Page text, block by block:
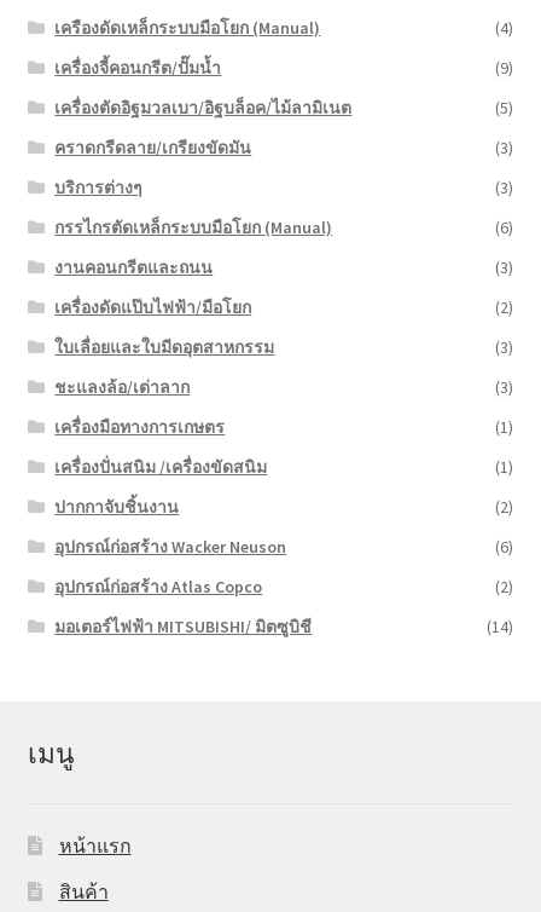
เครืองดัดเหล็กระบบมือโยก (Manual)
(4)
เครื่องจี้คอนกรีต/ปั๊มน้ำ
(9)
เครื่องตัดอิฐมวลเบา/อิฐบล็อค/ไม้ลามิเนต
(5)
คราดกรีดลาย/เกรียงขัดมัน
(3)
บริการต่างๆ
(3)
กรรไกรตัดเหล็กระบบมือโยก (Manual)
(6)
งานคอนกรีตและถนน
(3)
เครื่องดัดแป๊บไฟฟ้า/มือโยก
(2)
ใบเลื่อยและใบมีดอุตสาหกรรม
(3)
ชะแลงล้อ/เต่าลาก
(3)
เครื่องมือทางการเกษตร
(1)
เครื่องปั่นสนิม /เครื่องขัดสนิม
(1)
ปากกาจับชิ้นงาน
(2)
อุปกรณ์ก่อสร้าง Wacker Neuson
(6)
อุปกรณ์ก่อสร้าง Atlas Copco
(2)
มอเตอร์ไฟฟ้า MITSUBISHI/ มิตซูบิชี
(14)
เมนู
หน้าแรก
สินค้า